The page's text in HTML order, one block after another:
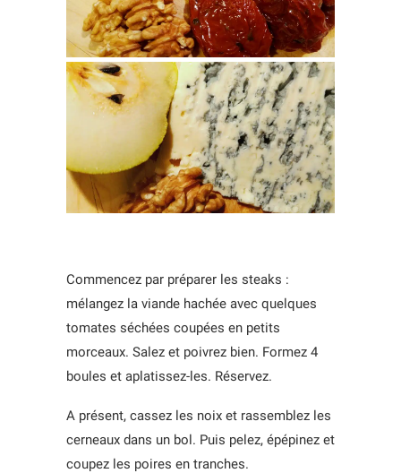
Commencez par préparer les steaks :
mélangez la viande hachée avec quelques
tomates séchées coupées en petits
morceaux. Salez et poivrez bien. Formez 4
boules et aplatissez-les. Réservez.
A présent, cassez les noix et rassemblez les
cerneaux dans un bol. Puis pelez, épépinez et
coupez les poires en tranches.